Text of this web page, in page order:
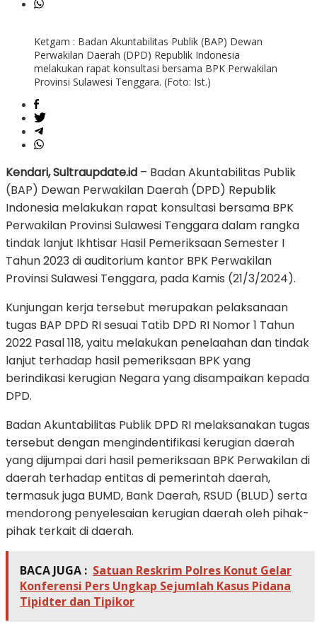
Ketgam : Badan Akuntabilitas Publik (BAP) Dewan
Perwakilan Daerah (DPD) Republik Indonesia
melakukan rapat konsultasi bersama BPK Perwakilan
Provinsi Sulawesi Tenggara. (Foto: Ist.)
Kendari, Sultraupdate.id – Badan Akuntabilitas Publik
(BAP) Dewan Perwakilan Daerah (DPD) Republik
Indonesia melakukan rapat konsultasi bersama BPK
Perwakilan Provinsi Sulawesi Tenggara dalam rangka
tindak lanjut Ikhtisar Hasil Pemeriksaan Semester I
Tahun 2023 di auditorium kantor BPK Perwakilan
Provinsi Sulawesi Tenggara, pada Kamis (21/3/2024).
Kunjungan kerja tersebut merupakan pelaksanaan
tugas BAP DPD RI sesuai Tatib DPD RI Nomor 1 Tahun
2022 Pasal 118, yaitu melakukan penelaahan dan tindak
lanjut terhadap hasil pemeriksaan BPK yang
berindikasi kerugian Negara yang disampaikan kepada
DPD.
Badan Akuntabilitas Publik DPD RI melaksanakan tugas
tersebut dengan mengindentifikasi kerugian daerah
yang dijumpai dari hasil pemeriksaan BPK Perwakilan di
daerah terhadap entitas di pemerintah daerah,
termasuk juga BUMD, Bank Daerah, RSUD (BLUD) serta
mendorong penyelesaian kerugian daerah oleh pihak-
pihak terkait di daerah.
BACA JUGA : Satuan Reskrim Polres Konut Gelar
Konferensi Pers Ungkap Sejumlah Kasus Pidana
Tipidter dan Tipikor